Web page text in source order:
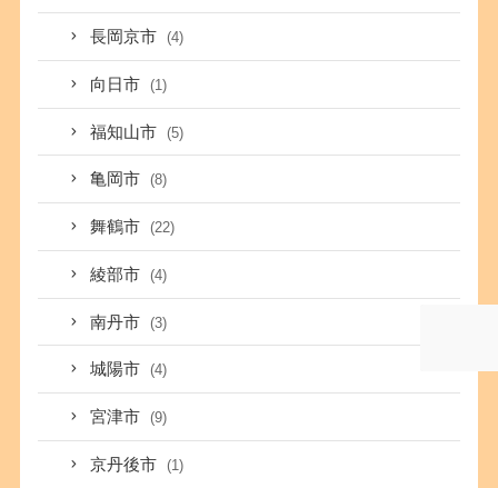
長岡京市 (4)
向日市 (1)
福知山市 (5)
亀岡市 (8)
舞鶴市 (22)
綾部市 (4)
南丹市 (3)
城陽市 (4)
宮津市 (9)
京丹後市 (1)